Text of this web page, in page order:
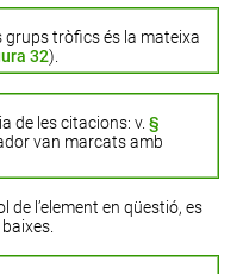
raons aportades (vegeu
tròfics és la mateixa
32).
de les citacions: v. §
van marcats amb
de l’element en qüestió, es